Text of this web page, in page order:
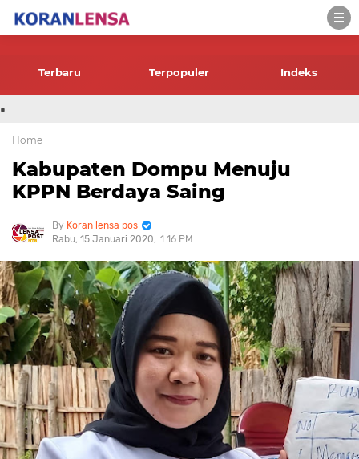
-->
Terbaru Terpopuler Indeks
.
Home
Kabupaten Dompu Menuju
KPPN Berdaya Saing
Koran lensa pos
Rabu, 15 Januari 2020
1:16 PM